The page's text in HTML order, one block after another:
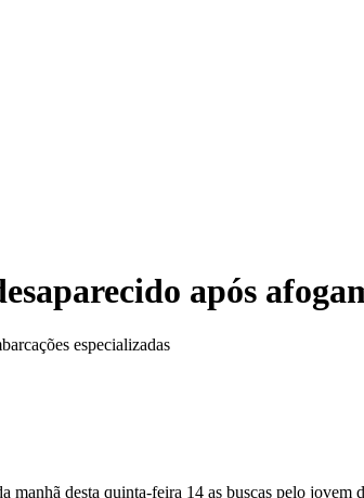
após
especializadas
desta quinta-feira 14 as buscas pelo jovem